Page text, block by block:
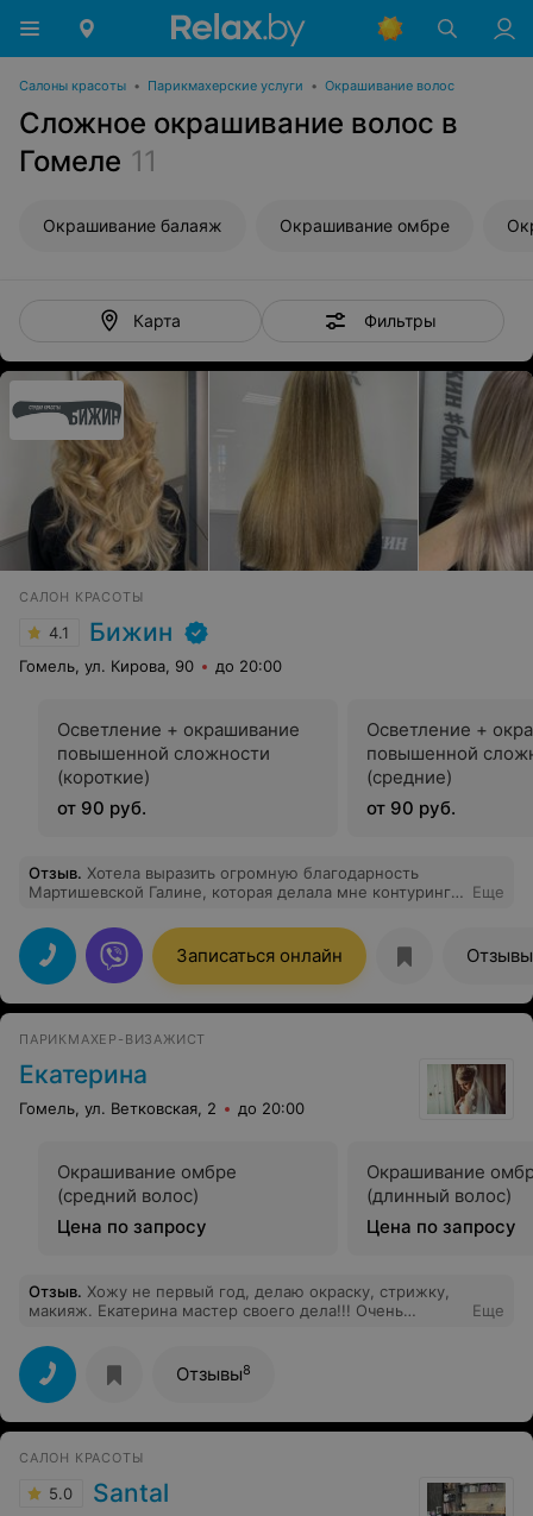
Салоны красоты • Парикмахерские услуги • Окрашивание волос
Сложное окрашивание волос в
Гомеле 11
Окрашивание балаяж Окрашивание омбре
Карта Фильтры
САЛОН КРАСОТЫ
4.1 Бижин
Гомель, ул. Кирова, 90 до 20:00
Осветление + окрашивание
повышенной сложности
(короткие)
от 90 руб.
Осветление +
повышенной
(средние)
от 90 руб.
Отзыв. Хотела выразить огромную благодарность
Мартишевской Галине, которая делала мне контуринг
погрузилась в настоящую сказку по перевоплощению
себя. Сначала Галина мне все подробно рассказала,
посоветовала и назвала все плюсы сложного
окрашивания, рассказала, сколько будет по времени
длиться окрашивание и, конечно, обозначил сразу
ухаживать за волосами в домашних условиях. Сервис
очень внимательный, а самое главное, я получила
эффект, на который даже и не рассчитывала. Ни на
секунду не пожалела, что обратилась за помощью к
специалисту. Всё было на высоте, а, самое главное,
Еще
Записаться онлайн Отзывы
ПАРИКМАХЕР-ВИЗАЖИСТ
Екатерина
Гомель, ул. Ветковская, 2 до 20:00
Окрашивание омбре
(средний волос)
Цена по запросу
Окрашивание
(длинный волос)
Цена по запросу
Отзыв. Хожу не первый год, делаю окраску, стрижку,
макияж. Екатерина мастер своего дела!!! Очень
Всем рекомендую!)))
Еще
Отзывы8
САЛОН КРАСОТЫ
5.0 Santal